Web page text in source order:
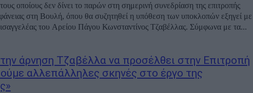
οποίους δεν δίνει το παρών στη σημερινή συνεδρίαση της επιτροπής
στη Βουλή, όπου θα συζητηθεί η υπόθεση των υποκλοπών εξηγεί με
του Αρείου Πάγου Κωνσταντίνος Τζαβέλλας. Σύμφωνα με τα...
άρνηση Τζαβέλλα να προσέλθει στην Επιτροπή
αλλεπάλληλες σκηνές στο έργο της